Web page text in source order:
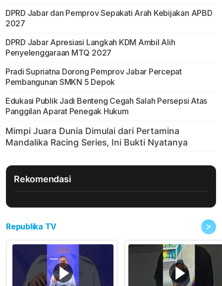
DPRD Jabar dan Pemprov Sepakati Arah Kebijakan APBD
2027
DPRD Jabar Apresiasi Langkah KDM Ambil Alih
Penyelenggaraan MTQ 2027
Pradi Supriatna Dorong Pemprov Jabar Percepat
Pembangunan SMKN 5 Depok
Edukasi Publik Jadi Benteng Cegah Salah Persepsi Atas
Panggilan Aparat Penegak Hukum
Rekomendasi
Republika TV >